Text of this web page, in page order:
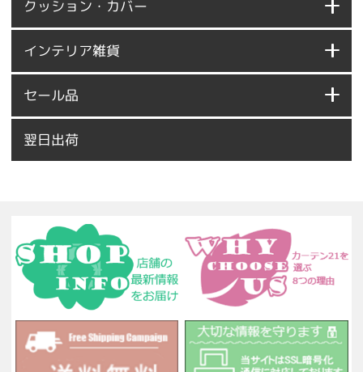
クッション・カバー
インテリア雑貨
セール品
翌日出荷